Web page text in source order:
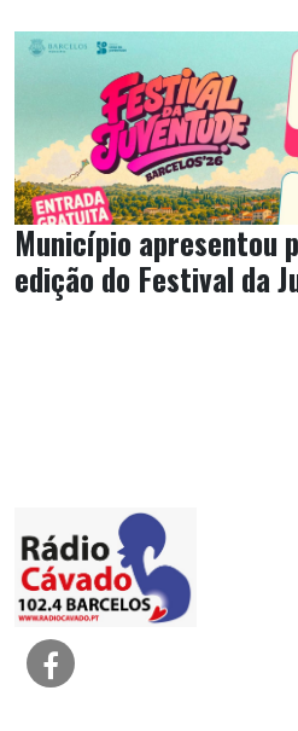
Município apresentou
edição do Festival da